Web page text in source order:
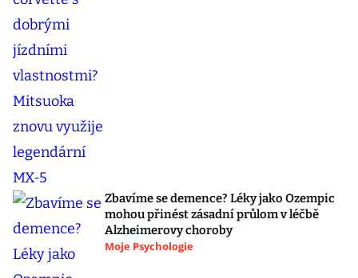
Zbavíme se demence? Léky jako Ozempic
mohou přinést zásadní průlom v léčbě
Alzheimerovy choroby
Moje Psychologie